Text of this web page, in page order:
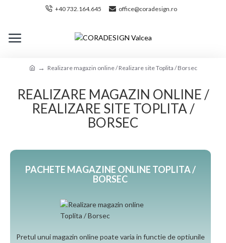
+40 732.164.645 office@coradesign.ro
Realizare magazin online / Realizare site Toplita / Borsec
REALIZARE MAGAZIN ONLINE /
REALIZARE SITE TOPLITA /
BORSEC
PACHETE MAGAZINE ONLINE TOPLITA /
BORSEC
Pretul unui magazin online poate varia in functie de optiunile